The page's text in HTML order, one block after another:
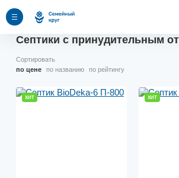
Септики с принудительным
Сортировать
по цене
по названию по рейтингу
ХИТ ХИТ